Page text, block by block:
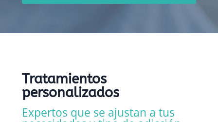
Tratamientos
personalizados
Expertos que se ajustan a tus